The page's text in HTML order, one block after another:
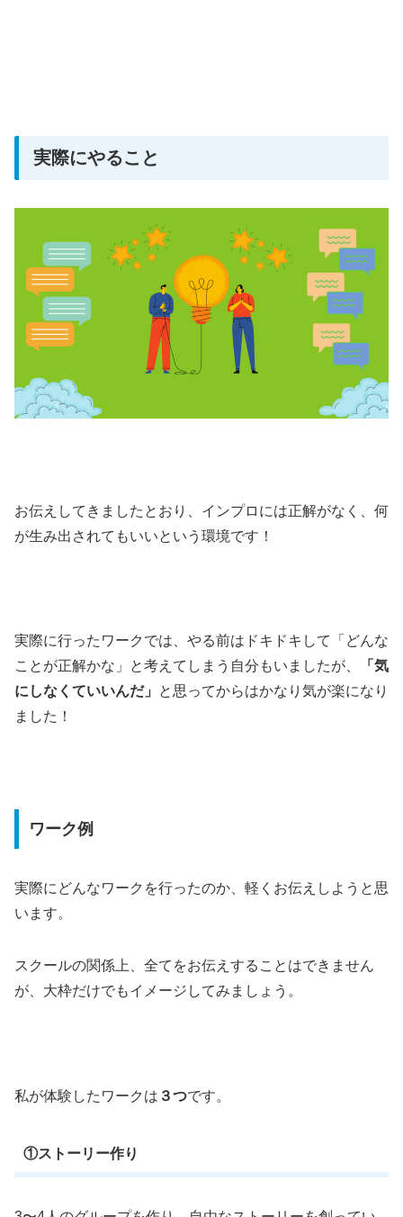
実際にやること
お伝えしてきましたとおり、インプロには正解がなく、何
が生み出されてもいいという環境です！
実際に行ったワークでは、やる前はドキドキして「どんな
ことが正解かな」と考えてしまう自分もいましたが、
「気
にしなくていいんだ」
と思ってからはかなり気が楽になり
ました！
ワーク例
実際にどんなワークを行ったのか、軽くお伝えしようと思
います。
スクールの関係上、全てをお伝えすることはできません
が、大枠だけでもイメージしてみましょう。
私が体験したワークは ３つです。
①ストーリー作り